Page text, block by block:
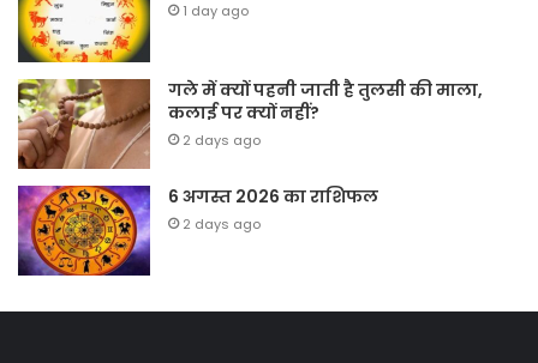
1 day ago
गले में क्यों पहनी जाती है तुलसी की माला,
कलाई पर क्यों नहीं?
2 days ago
6 अगस्त 2026 का राशिफल
2 days ago